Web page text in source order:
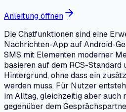
Anleitung öffnen
Die Chatfunktionen sind eine
Nachrichten-App auf Android-
SMS mit Elementen moderner
basieren auf dem RCS-Standard
Hintergrund, ohne dass ein
werden muss. Für Nutzer
im Alltag, gleichzeitig aber auch
gegenüber dem